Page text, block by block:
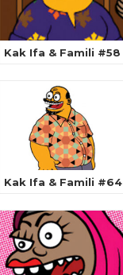
Kak Ifa & Famili #58
Kak Ifa & Famili #64